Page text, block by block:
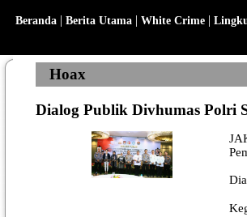
Beranda | Berita Utama | White Crime |
Hoax
Dialog Publik Divhumas Polri